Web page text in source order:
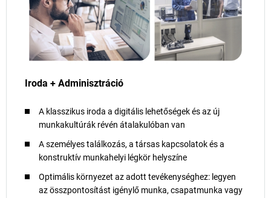
Iroda + Adminisztráció
A klasszikus iroda a digitális lehetőségek és az új
munkakultúrák révén átalakulóban van
A személyes találkozás, a társas kapcsolatok és a
konstruktív munkahelyi légkör helyszíne
Optimális környezet az adott tevékenységhez: legyen
az összpontosítást igénylő munka, csapatmunka vagy